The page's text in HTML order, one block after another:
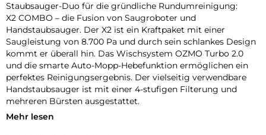
Staubsauger-Duo für die gründliche Rundumreinigung:
X2 COMBO – die Fusion von Saugroboter und
Handstaubsauger. Der X2 ist ein Kraftpaket mit einer
Saugleistung von 8.700 Pa und durch sein schlankes Design
kommt er überall hin. Das Wischsystem OZMO Turbo 2.0
und die smarte Auto-Mopp-Hebefunktion ermöglichen ein
perfektes Reinigungsergebnis. Der vielseitig verwendbare
Handstaubsauger ist mit einer 4-stufigen Filterung und
mehreren Bürsten ausgestattet.
Doppelte automatische Absaugung durch verbesserte OMNI
Mehr lesen